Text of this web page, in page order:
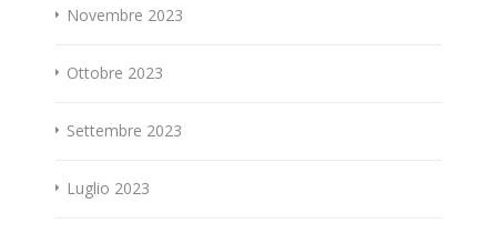
Novembre 2023
Ottobre 2023
Settembre 2023
Luglio 2023